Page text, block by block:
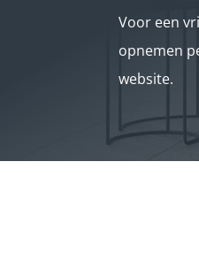
Voor een
opnemen
website.